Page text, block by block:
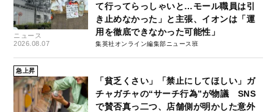
ニュース
2026.08.07
て行ってらっしゃいと…モール職員は引
き止めなかった」と主張、イオンは「運
用を徹底できなかった可能性」
集英社オンライン編集部ニュース班
急上昇
「貧乏くさい」「禁止にしてほしい」ガ
チャガチャの“サーチ行為”が物議 SNS
で賛否真っ二つ、店舗側が明かした意外